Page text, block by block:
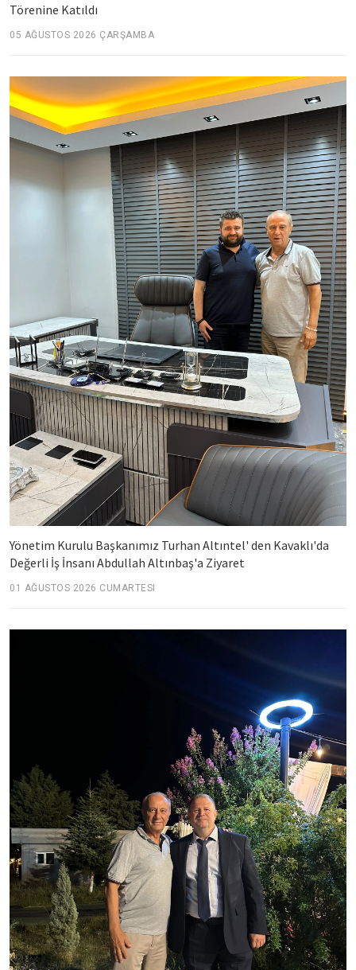
Törenine Katıldı
05 AĞUSTOS 2026 ÇARŞAMBA
Yönetim Kurulu Başkanımız Turhan Altıntel' den Kavaklı'da
Değerli İş İnsanı Abdullah Altınbaş'a Ziyaret
01 AĞUSTOS 2026 CUMARTESI